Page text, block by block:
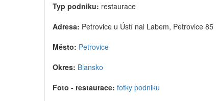
Typ podniku: restaurace
Adresa: Petrovice u Ústí nal Labem, Petrovice 85
Město: Petrovice
Okres: Blansko
Foto - restaurace: fotky podniku